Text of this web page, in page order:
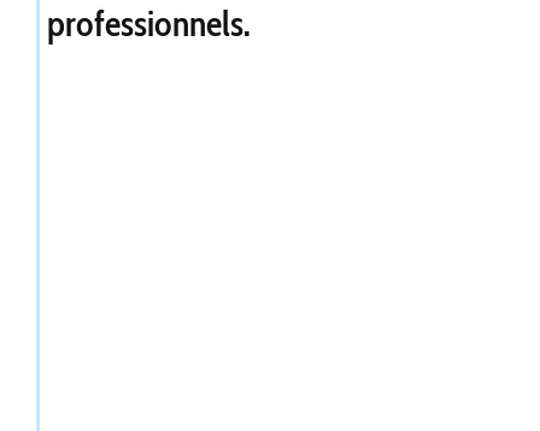
professionnels.